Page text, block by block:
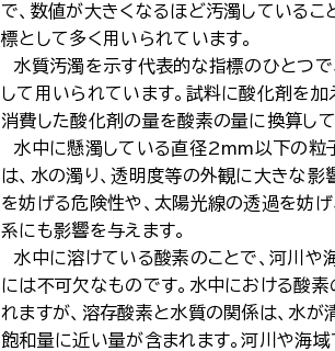
で、数値が大きくなるほど汚濁している
標として多く用いられています。
水質汚濁を示す代表的な指標のひとつ
して用いられています。試料に酸化剤を
消費した酸化剤の量を酸素の量に換算して
水中に懸濁している直径2mm以下の粒
は、水の濁り、透明度等の外観に大きな影
を妨げる危険性や、太陽光線の透過を妨
系にも影響を与えます。
水中に溶けている酸素のことで、河川
には不可欠なものです。水中における酸
れますが、溶存酸素と水質の関係は、水
飽和量に近い量が含まれます。河川や海